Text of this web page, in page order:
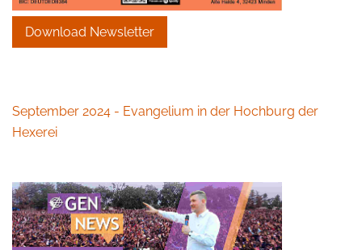
Download Newsletter
September 2024 - Evangelium in der Hochburg der
Hexerei